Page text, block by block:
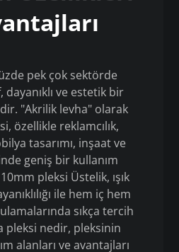
pek çok sektörde
dayanıklı ve estetik bir
"Akrilik levha" olarak
özellikle reklamcılık,
tasarımı, inşaat ve
geniş bir kullanım
pleksi Üstelik, ışık
ile hem iç hem
sıkça tercih
pleksi nedir, pleksinin
alanları ve avantajları